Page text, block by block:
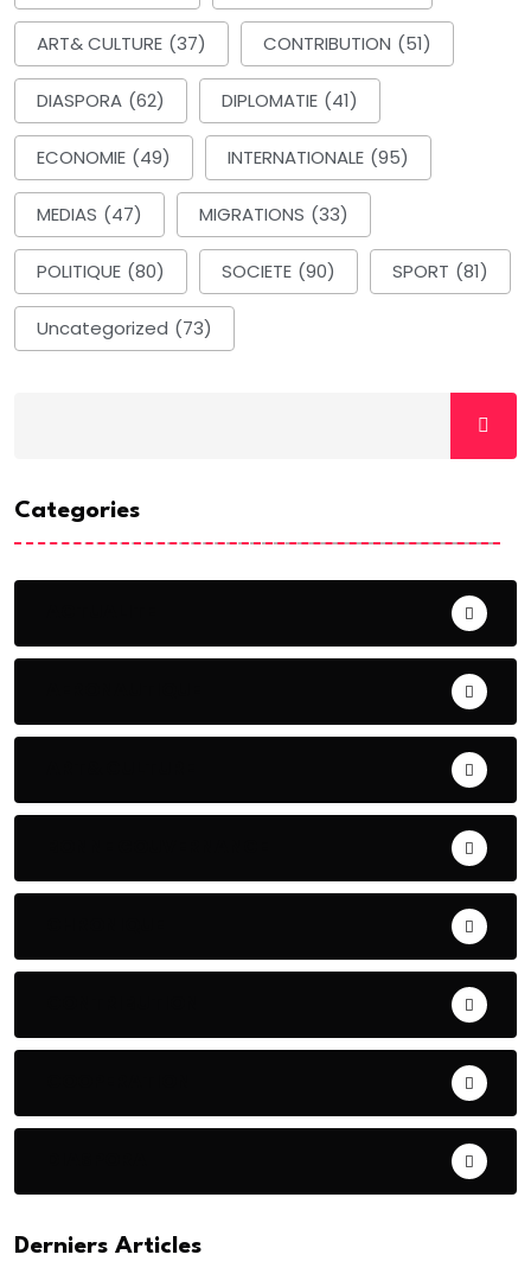
ART& CULTURE (37) CONTRIBUTION (51)
DIASPORA (62) DIPLOMATIE (41)
ECONOMIE (49) INTERNATIONALE (95)
MEDIAS (47) MIGRATIONS (33)
POLITIQUE (80) SOCIETE (90) SPORT (81)
Uncategorized (73)
Categories
Derniers Articles